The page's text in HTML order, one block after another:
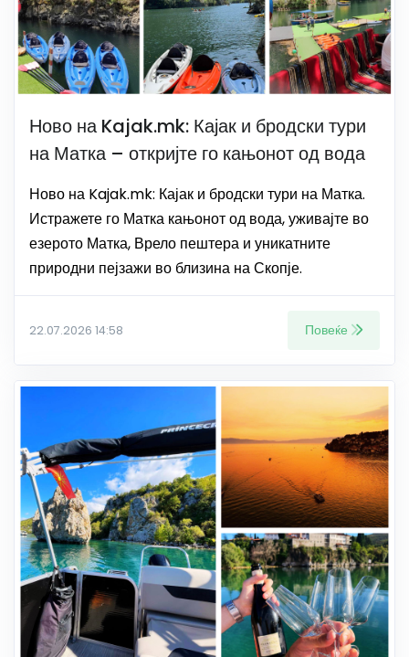
Ново на Kajak.mk: Кајак и бродски тури
на Матка – откријте го кањонот од вода
Ново на Kajak.mk: Кајак и бродски тури на Матка.
Истражете го Матка кањонот од вода, уживајте во
езерото Матка, Врело пештера и уникатните
природни пејзажи во близина на Скопје.
22.07.2026 14:58 Повеќе